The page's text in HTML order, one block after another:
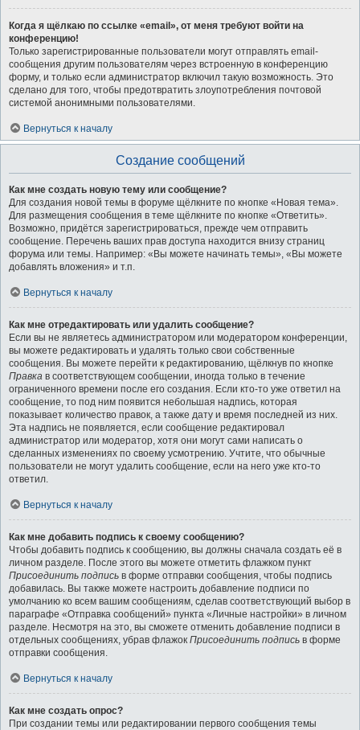
Когда я щёлкаю по ссылке «email», от меня требуют войти на
конференцию!
Только зарегистрированные пользователи могут отправлять email-
сообщения другим пользователям через встроенную в конференцию
форму, и только если администратор включил такую возможность. Это
сделано для того, чтобы предотвратить злоупотребления почтовой
системой анонимными пользователями.
Вернуться к началу
Создание сообщений
Как мне создать новую тему или сообщение?
Для создания новой темы в форуме щёлкните по кнопке «Новая тема».
Для размещения сообщения в теме щёлкните по кнопке «Ответить».
Возможно, придётся зарегистрироваться, прежде чем отправить
сообщение. Перечень ваших прав доступа находится внизу страниц
форума или темы. Например: «Вы можете начинать темы», «Вы можете
добавлять вложения» и т.п.
Вернуться к началу
Как мне отредактировать или удалить сообщение?
Если вы не являетесь администратором или модератором конференции,
вы можете редактировать и удалять только свои собственные
сообщения. Вы можете перейти к редактированию, щёлкнув по кнопке
Правка в соответствующем сообщении, иногда только в течение
ограниченного времени после его создания. Если кто-то уже ответил на
сообщение, то под ним появится небольшая надпись, которая
показывает количество правок, а также дату и время последней из них.
Эта надпись не появляется, если сообщение редактировал
администратор или модератор, хотя они могут сами написать о
сделанных изменениях по своему усмотрению. Учтите, что обычные
пользователи не могут удалить сообщение, если на него уже кто-то
ответил.
Вернуться к началу
Как мне добавить подпись к своему сообщению?
Чтобы добавить подпись к сообщению, вы должны сначала создать её в
личном разделе. После этого вы можете отметить флажком пункт
Присоединить подпись в форме отправки сообщения, чтобы подпись
добавилась. Вы также можете настроить добавление подписи по
умолчанию ко всем вашим сообщениям, сделав соответствующий выбор в
параграфе «Отправка сообщений» пункта «Личные настройки» в личном
разделе. Несмотря на это, вы сможете отменить добавление подписи в
отдельных сообщениях, убрав флажок Присоединить подпись в форме
отправки сообщения.
Вернуться к началу
Как мне создать опрос?
При создании темы или редактировании первого сообщения темы